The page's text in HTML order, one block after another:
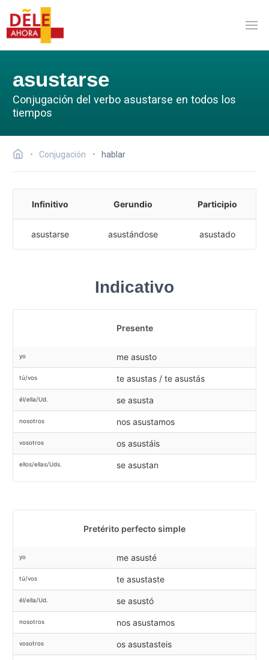
asustarse
Conjugación del verbo asustarse en todos los
tiempos
Conjugación hablar
Infinitivo Gerundio Participio
asustarse asustándose asustado
Indicativo
Presente
yo me asusto
tú/vos te asustas / te asustás
él/ella/Ud. se asusta
nosotros nos asustamos
vosotros os asustáis
ellos/ellas/Uds. se asustan
Pretérito perfecto simple
yo me asusté
tú/vos te asustaste
él/ella/Ud. se asustó
nosotros nos asustamos
vosotros os asustasteis